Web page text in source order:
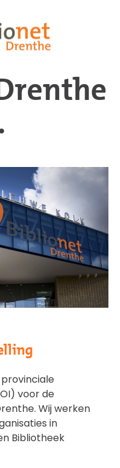
voor de
Wij werken
in
Bibliotheek